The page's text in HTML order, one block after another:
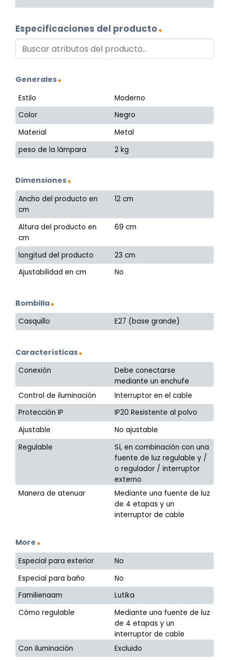
Especificaciones del producto
Generales
Estilo
Moderno
Color
Negro
Material
Metal
peso de la lámpara
2 kg
Dimensiones
Ancho del producto en
cm
12 cm
Altura del producto en
cm
69 cm
longitud del producto
23 cm
Ajustabilidad en cm
No
Bombilla
Casquillo E27 (base grande)
Características
Conexión
Debe conectarse
mediante un enchufe
Control de iluminación
Interruptor en el cable
Protección IP
IP20 Resistente al polvo
Ajustable
No ajustable
Regulable
Sí, en combinación con una
fuente de luz regulable y /
o regulador / interruptor
externo
Manera de atenuar
Mediante una fuente de luz
de 4 etapas y un
interruptor de cable
More
Especial para exterior
No
Especial para baño
No
Familienaam
Lutika
Cómo regulable
Mediante una fuente de luz
de 4 etapas y un
interruptor de cable
Con iluminación
Excluido